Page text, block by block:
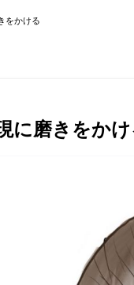
をかける
に磨きをかけ